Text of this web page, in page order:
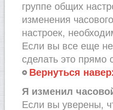
группе общих
изменения
настроек,
Если вы все еще
сделать это прямо
Вернуться
Я изменил
Если вы уверены,